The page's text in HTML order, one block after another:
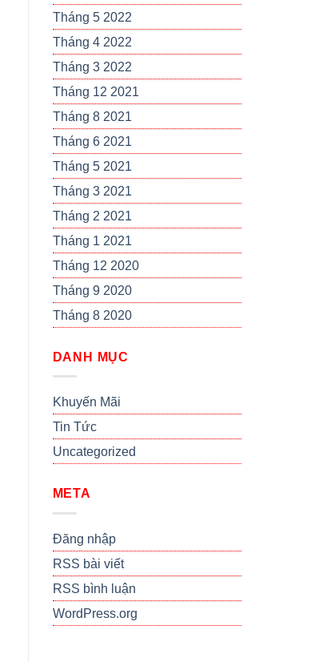
Tháng 5 2022
Tháng 4 2022
Tháng 3 2022
Tháng 12 2021
Tháng 8 2021
Tháng 6 2021
Tháng 5 2021
Tháng 3 2021
Tháng 2 2021
Tháng 1 2021
Tháng 12 2020
Tháng 9 2020
Tháng 8 2020
DANH MỤC
Khuyến Mãi
Tin Tức
Uncategorized
META
Đăng nhập
RSS bài viết
RSS bình luận
WordPress.org